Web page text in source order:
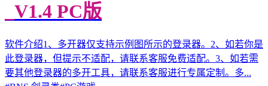
_V1.4 PC版
软件介绍1、多开器仅支持示例图所示的登录器。2、如若你是
此登录器，但提示不适配，请联系客服免费适配。3、如若需
要其他登录器的多开工具，请联系客服进行专属定制。多...